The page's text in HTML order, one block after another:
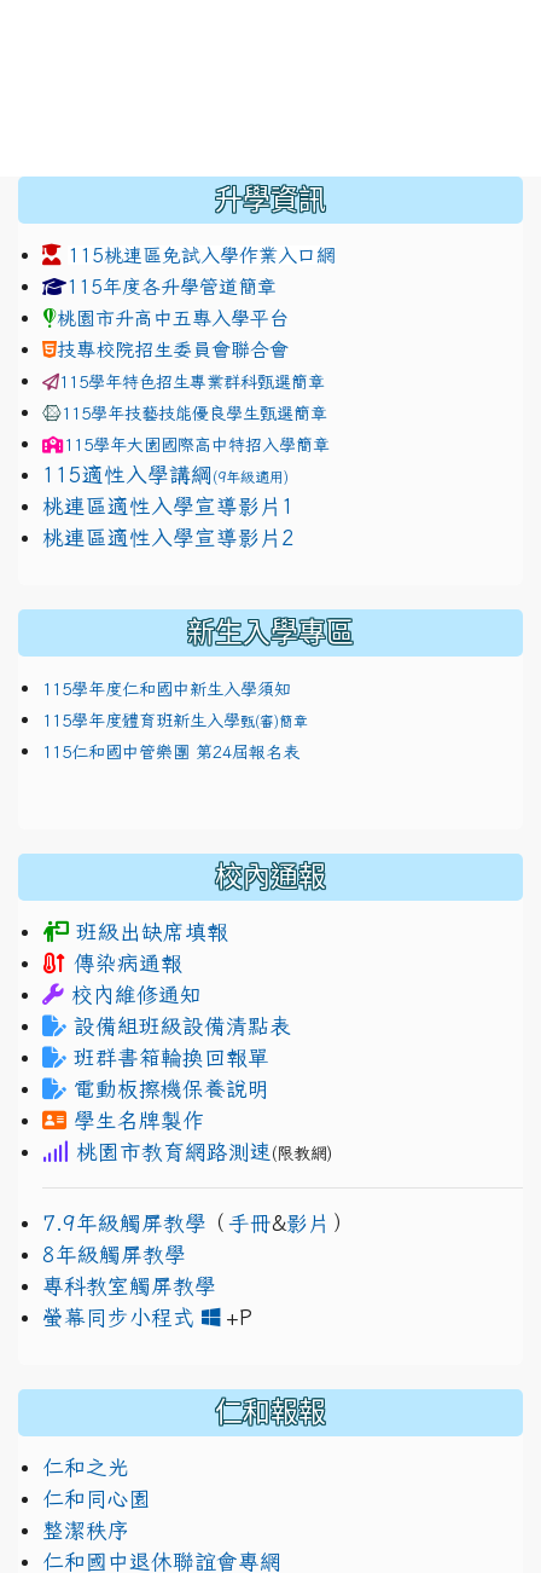
升學資訊
115桃連區免試入學作業入口網
link to https://www.jhjhs.tyc.edu.tw/modules/
115年度各升學管道簡章
桃園市升高中五專入學平台
技專校院招生委員會聯合會
115學年特色招生專業群科甄選簡章
115學年技藝技能優良學生甄選簡章
115學年大園國際高中特招入學簡章
115適性入學講綱 (9年級適用)
link to https://docs.google.com/presentation/d/
桃連區適性入學宣導影片1
link to https://docs.google.com/presentation/d/
桃連區適性入學宣導影片2
新生入學專區
115學年度仁和國中新生入學須知
115學年度體育班新生入學甄(審)簡章
115仁和國中管樂團 第24屆報名表
校內通報
班級出缺席填報
傳染病通報
校內維修通知
設備組班級設備清點表
班群書箱輪換回報單
電動板擦機保養說明
學生名牌製作
桃園市教育網路測速 (限教網)
7.9年級觸屏教學 （ 手冊&影片 ）
8年級觸屏教學
專科教室觸屏教學
螢幕同步小程式
+P
仁和報報
仁和之光
仁和同心園
整潔秩序
仁和國中退休聯誼會專網